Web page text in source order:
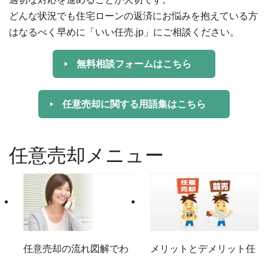
どんな状況でも住宅ローンの返済にお悩みを抱えている方
はなるべく早めに「いい任売.jp」にご相談ください。
無料相談フォームはこちら
任意売却に関する用語集はこちら
任意売却メニュー
任意売却の流れ図解でわ
メリットとデメリット 任